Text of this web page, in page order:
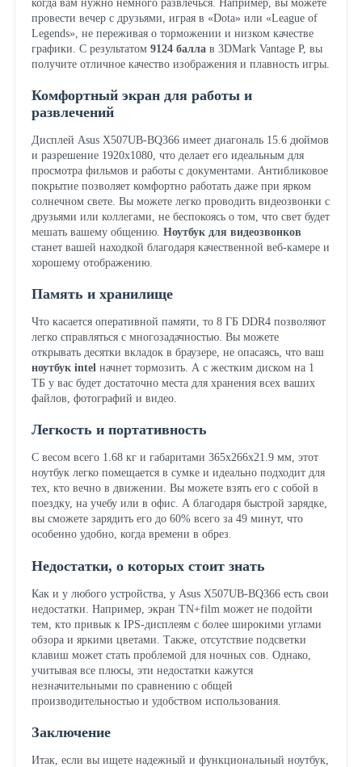
когда вам нужно немного развлечься. Например, вы можете
провести вечер с друзьями, играя в «Dota» или «League of
Legends», не переживая о торможении и низком качестве
графики. С результатом 9124 баллав 3DMark Vantage P, вы
получите отличное качество изображения и плавность игры.
Комфортный экран для работы и
развлечений
Дисплей Asus X507UB-BQ366 имеет диагональ 15.6 дюймов
и разрешение 1920x1080, что делает его идеальным для
просмотра фильмов и работы с документами. Антибликовое
покрытие позволяет комфортно работать даже при ярком
солнечном свете. Вы можете легко проводить видеозвонки с
друзьями или коллегами, не беспокоясь о том, что свет будет
мешать вашему общению. Ноутбук для видеозвонков
станет вашей находкой благодаря качественной веб-камере и
хорошему отображению.
Память и хранилище
Что касается оперативной памяти, то 8 ГБ DDR4 позволяют
легко справляться с многозадачностью. Вы можете
открывать десятки вкладок в браузере, не опасаясь, что ваш
ноутбук intelначнет тормозить. А с жестким диском на 1
ТБ у вас будет достаточно места для хранения всех ваших
файлов, фотографий и видео.
Легкость и портативность
С весом всего 1.68 кг и габаритами 365x266x21.9 мм, этот
ноутбук легко помещается в сумке и идеально подходит для
тех, кто вечно в движении. Вы можете взять его с собой в
поездку, на учебу или в офис. А благодаря быстрой зарядке,
вы сможете зарядить его до 60% всего за 49 минут, что
особенно удобно, когда времени в обрез.
Недостатки, о которых стоит знать
Как и у любого устройства, у Asus X507UB-BQ366 есть свои
недостатки. Например, экран TN+film может не подойти
тем, кто привык к IPS-дисплеям с более широкими углами
обзора и яркими цветами. Также, отсутствие подсветки
клавиш может стать проблемой для ночных сов. Однако,
учитывая все плюсы, эти недостатки кажутся
незначительными по сравнению с общей
производительностью и удобством использования.
Заключение
Итак, если вы ищете надежный и функциональный ноутбук,